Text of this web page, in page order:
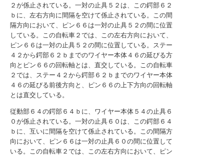
２が係止されている。一対の止具５２は、この鍔部６２
ｂに、左右方向に間隔を空けて係止されている。この間
隔方向において、ピン６６は一対の止具５２の間に位置
している。この自転車２では、この左右方向において、
ピン６６は一対の止具５２の間に位置している。ステー
４２から鍔部６２ｂまでのワイヤー本体４６の延びる方
向とピン６６の回転軸とは、直交している。この自転車
２では、ステー４２から鍔部６２ｂまでのワイヤー本体
４６の延びる前後方向と、ピン６６の上下方向の回転軸
とは直交している。
従動部６４の鍔部６４ｂに、ワイヤー本体５４の止具６
０が係止されている。一対の止具６０は、この鍔部６４
ｂに、互いに間隔を空けて係止されている。この間隔方
向において、ピン６６は一対の止具６０の間に位置して
いる。この自転車２では、この左右方向において、ピン